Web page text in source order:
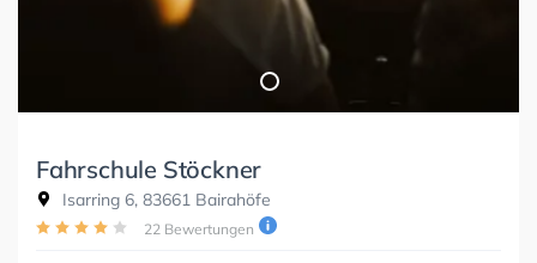
Fahrschule Stöckner
Isarring 6, 83661 Bairahöfe
22 Bewertungen